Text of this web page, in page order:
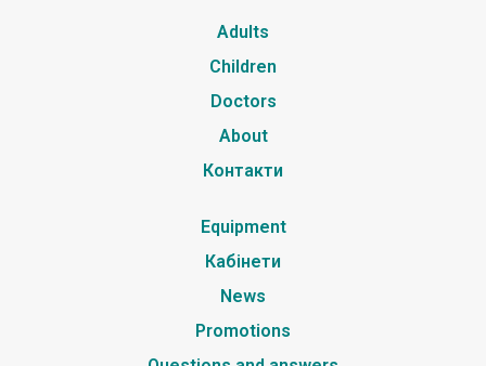
Adults
Children
Doctors
About
Контакти
Equipment
Кабінети
News
Promotions